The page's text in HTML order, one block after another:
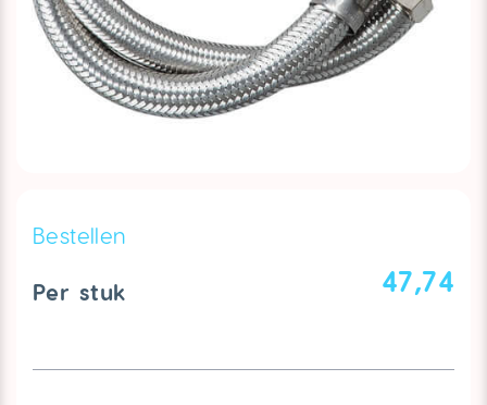
Bestellen
Per stuk 47,74